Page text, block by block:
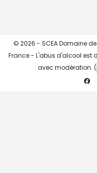
© 2026 - SCEA Domaine
France - L'abus d'alcool est
avec modération. (